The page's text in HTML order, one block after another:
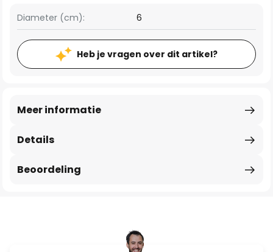
Diameter (cm): 6
Heb je vragen over dit artikel?
Details
Meer informatie
Beoordeling